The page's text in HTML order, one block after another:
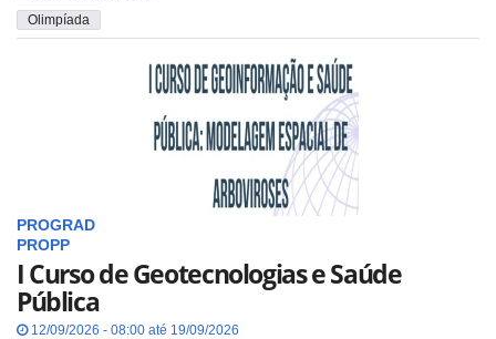
Olimpíada
PROGRAD
PROPP
I Curso de Geotecnologias e Saúde
Pública
12/09/2026 - 08:00 até 19/09/2026